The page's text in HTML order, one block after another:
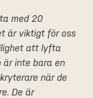
med 20
är viktigt för oss
att lyfta
är inte bara en
när de
De är